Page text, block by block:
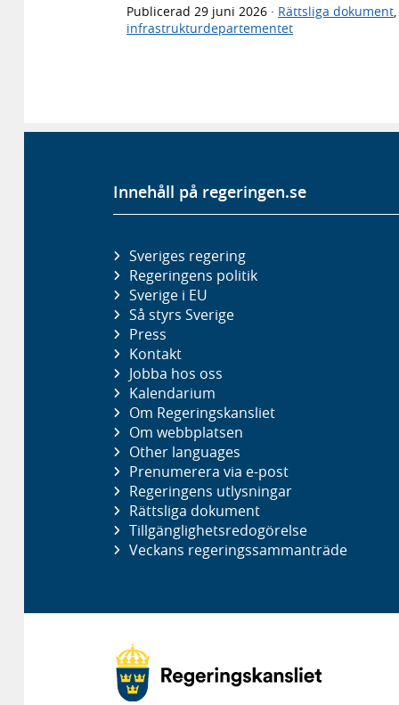
Publicerad 29 juni 2026 · Rättsliga dokument,
infrastrukturdepartementet
Innehåll på regeringen.se
Sveriges regering
Regeringens politik
Sverige i EU
Så styrs Sverige
Press
Kontakt
Jobba hos oss
Kalendarium
Om Regeringskansliet
Om webbplatsen
Other languages
Prenumerera via e-post
Regeringens utlysningar
Rättsliga dokument
Tillgänglighetsredogörelse
Veckans regeringssammanträde